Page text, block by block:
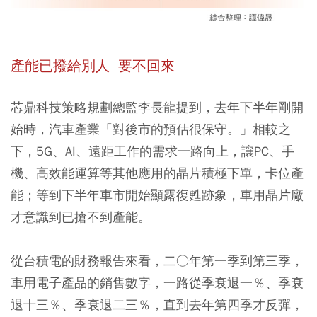
產能已撥給別人 要不回來
芯鼎科技策略規劃總監李長龍提到，去年下半年剛開
始時，汽車產業「對後市的預估很保守。」相較之
下，5G、AI、遠距工作的需求一路向上，讓PC、手
機、高效能運算等其他應用的晶片積極下單，卡位產
能；等到下半年車市開始顯露復甦跡象，車用晶片廠
才意識到已搶不到產能。
從台積電的財務報告來看，二○年第一季到第三季，
車用電子產品的銷售數字，一路從季衰退一％、季衰
退十三％、季衰退二三％，直到去年第四季才反彈，